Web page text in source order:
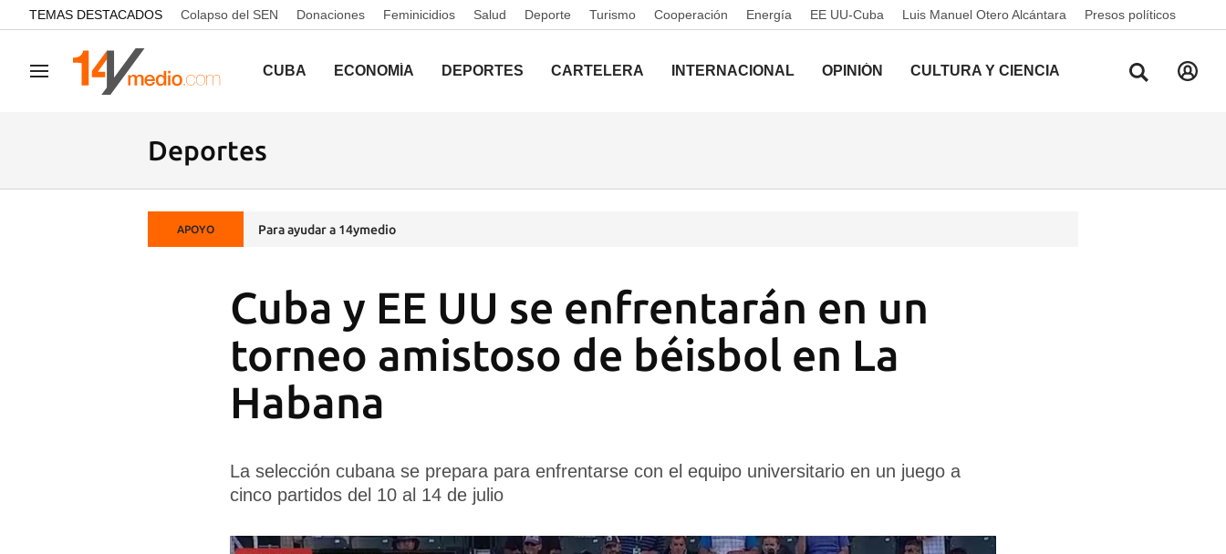
common.go-to-content
TEMAS DESTACADOS Colapso del SEN Donaciones Feminicidios Salud Deporte Turismo Cooperación Energía EE UU-Cuba Luis Manuel Otero Alcántara Presos políticos
Navegación CUBA ECONOMÍA DEPORTES CARTELERA INTERNACIONAL OPINIÓN CULTURA Y CIENCIA
Deportes
APOYO Para ayudar a 14ymedio
Cuba y EE UU se enfrentarán en un
torneo amistoso de béisbol en La
Habana
La selección cubana se prepara para enfrentarse con el equipo universitario en un juego a
cinco partidos del 10 al 14 de julio